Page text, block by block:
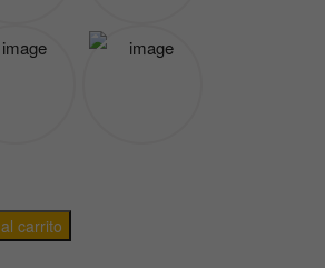
carrito